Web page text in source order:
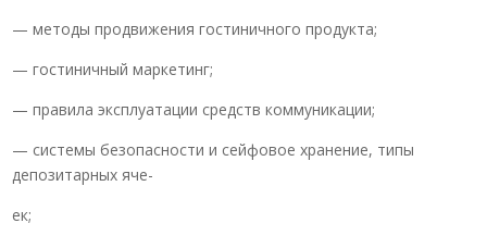
— методы продвижения гостиничного продукта;
— гостиничный маркетинг;
— правила эксплуатации средств коммуникации;
— системы безопасности и сейфовое хранение, типы
депозитарных яче-
ек;